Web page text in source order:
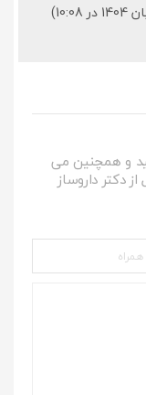
و همچنین می
دکتر داروساز